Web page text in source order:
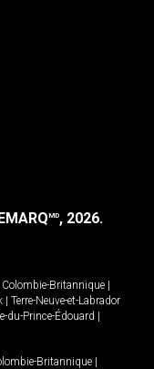
MD, 2026.
Colombie-Britannique
Terre-Neuve-et-Labrador
Île-du-Prince-Édouard
Britannique